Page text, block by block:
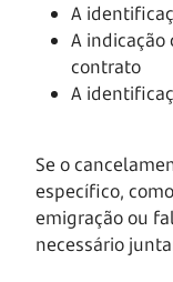
A
A
contrato
A
Se o
específico,
emigração ou
necessário